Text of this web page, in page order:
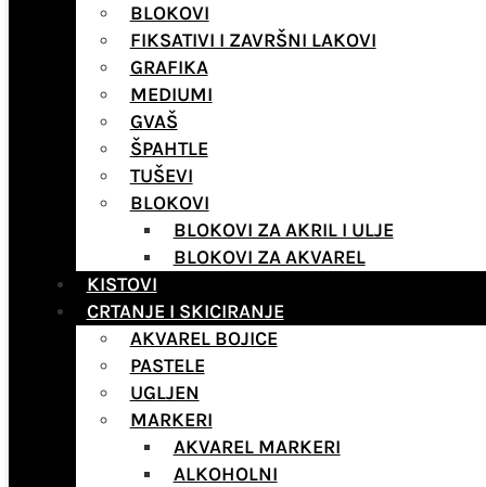
BLOKOVI
FIKSATIVI I ZAVRŠNI LAKOVI
GRAFIKA
MEDIUMI
GVAŠ
ŠPAHTLE
TUŠEVI
BLOKOVI
BLOKOVI ZA AKRIL I ULJE
BLOKOVI ZA AKVAREL
KISTOVI
CRTANJE I SKICIRANJE
AKVAREL BOJICE
PASTELE
UGLJEN
MARKERI
AKVAREL MARKERI
ALKOHOLNI